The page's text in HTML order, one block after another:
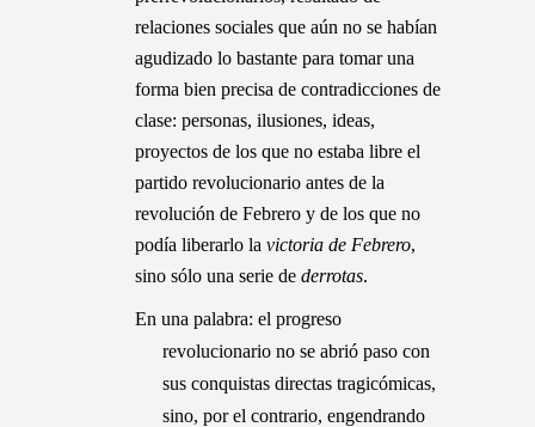
relaciones sociales que aún no se habían
agudizado lo bastante para tomar una
forma bien precisa de contradicciones de
clase: personas, ilusiones, ideas,
proyectos de los que no estaba libre el
partido revolucionario antes de la
revolución de Febrero y de los que no
podía liberarlo la victoria de Febrero,
sino sólo una serie de derrotas.
En una palabra: el progreso
revolucionario no se abrió paso con
sus conquistas directas tragicómicas,
sino, por el contrario, engendrando